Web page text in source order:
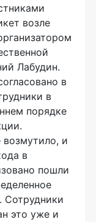
возле
Лабудин.
в
в
порядке
возмутило, и
в
пошли
Сотрудники
это уже и